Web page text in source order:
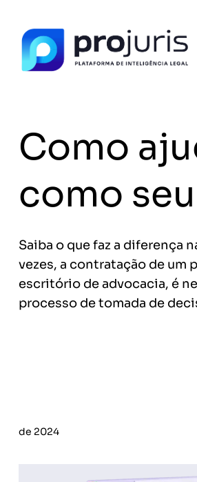
Como
como
Saiba o que faz a diferença
vezes, a contratação de um
escritório de advocacia, é
processo de tomada de
de 2024
Petições, cálculo de
Gerador de
JS MC